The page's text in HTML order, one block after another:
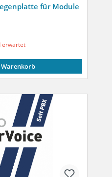
für Module
erwartet
Warenkorb